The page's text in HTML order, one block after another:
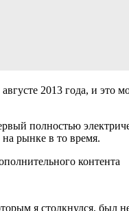
2013 года, и
полностью
рынке в то время.
контента
я столкнулся, был